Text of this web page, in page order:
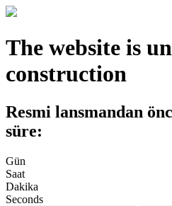
The website is
construction
Resmi lansmandan
süre:
Gün
Saat
Dakika
Seconds